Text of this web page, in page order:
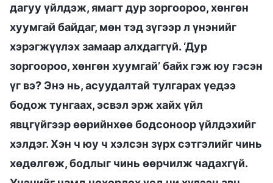
дагуу үйлдэж, ямагт дур зоргоороо, хөнгөн
хуумгай байдаг, мөн тэд зүгээр л үнэнийг
хэрэгжүүлэх замаар алхдаггүй. ‘Дур
зоргоороо, хөнгөн хуумгай’ байх гэж юу гэсэн
үг вэ? Энэ нь, асуудалтай тулгарах үедээ
бодож тунгаах, эсвэл эрж хайх үйл
явцгүйгээр өөрийнхөө бодсоноор үйлдэхийг
хэлдэг. Хэн ч юу ч хэлсэн зүрх сэтгэлийг чинь
хөдөлгөж, бодлыг чинь өөрчилж чадахгүй.